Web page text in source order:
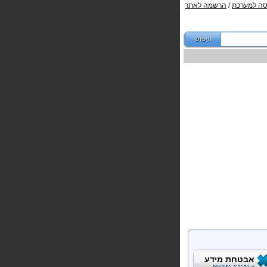
למערכת/ הרשמה לאתר
אבטחת מידע